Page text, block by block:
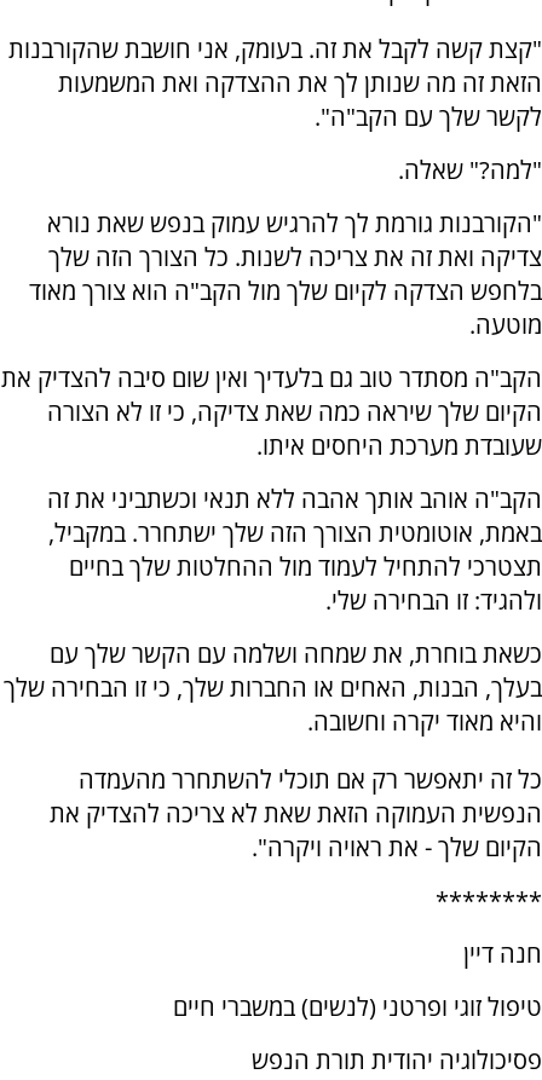
"קצת קשה לקבל את זה. בעומק, אני חושבת שהקורבנות
הזאת זה מה שנותן לך את ההצדקה ואת המשמעות
לקשר שלך עם הקב"ה".
"למה?" שאלה.
"הקורבנות גורמת לך להרגיש עמוק בנפש שאת נורא
צדיקה ואת זה את צריכה לשנות. כל הצורך הזה שלך
בלחפש הצדקה לקיום שלך מול הקב"ה הוא צורך מאוד
מוטעה.
הקב"ה מסתדר טוב גם בלעדיך ואין שום סיבה להצדיק את
הקיום שלך שיראה כמה שאת צדיקה, כי זו לא הצורה
שעובדת מערכת היחסים איתו.
הקב"ה אוהב אותך אהבה ללא תנאי וכשתביני את זה
באמת, אוטומטית הצורך הזה שלך ישתחרר. במקביל,
תצטרכי להתחיל לעמוד מול ההחלטות שלך בחיים
ולהגיד: זו הבחירה שלי.
כשאת בוחרת, את שמחה ושלמה עם הקשר שלך עם
בעלך, הבנות, האחים או החברות שלך, כי זו הבחירה שלך
והיא מאוד יקרה וחשובה.
כל זה יתאפשר רק אם תוכלי להשתחרר מהעמדה
הנפשית העמוקה הזאת שאת לא צריכה להצדיק את
הקיום שלך - את ראויה ויקרה".
********
חנה דיין
טיפול זוגי ופרטני (לנשים) במשברי חיים
פסיכולוגיה יהודית תורת הנפש